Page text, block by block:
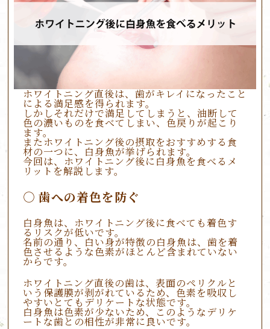
ホワイトニング直後は、歯がキレイになったこと
による満足感を得られます。
しかしそれだけで満足してしまうと、油断して
色の濃いものを食べてしまい、色戻りが起こり
ます。
またホワイトニング後の摂取をおすすめする食
材の一つに、白身魚が挙げられます。
今回は、ホワイトニング後に白身魚を食べるメ
リットを解説します。
歯への着色を防ぐ
白身魚は、ホワイトニング後に食べても着色す
るリスクが低いです。
名前の通り、白い身が特徴の白身魚は、歯を着
色させるような色素がほとんど含まれていない
からです。
ホワイトニング直後の歯は、表面のペリクルと
いう保護膜が剥がれているため、色素を吸収し
やすいとてもデリケートな状態です。
白身魚は色素が少ないため、このようなデリケ
ートな歯との相性が非常に良いです。